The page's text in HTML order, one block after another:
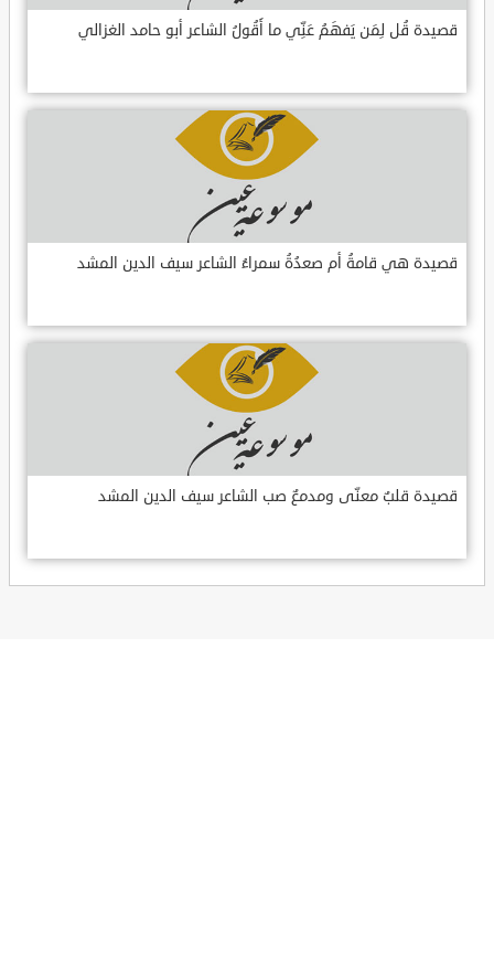
قصيدة قُل لِمَن يَفهَمُ عَنِّي ما أَقُولُ الشاعر أبو حامد الغزالي
قصيدة هي قامةُ أم صعدُةُ سمراءُ الشاعر سيف الدين المشد
قصيدة قلبٌ معنّى ومدمعٌ صب الشاعر سيف الدين المشد